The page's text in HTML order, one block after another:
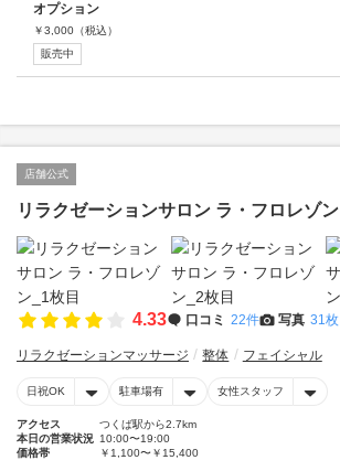
オプション
￥3,000 （税込）
販売中
店舗公式
リラクゼーションサロン ラ・フロレゾン
4.33 口コミ 22件 写真 31枚
リラクゼーションマッサージ 整体 フェイシャル
日祝OK 駐車場有 女性スタッフ
アクセス
つくば駅から2.7km
本日の営業状況 10:00〜19:00
価格帯
￥1,100〜￥15,400